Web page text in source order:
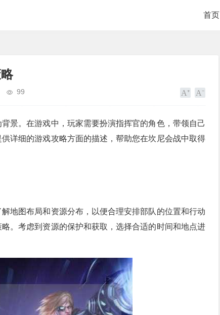
首页
99
景。在游戏中，玩家需要扮演指挥官的角色，带领自己
详细的游戏攻略方面的描述，帮助您在坎尼会战中取得
地图布局和资源分布，以便合理安排部队的位置和行动
。考虑到资源的保护和获取，选择合适的时间和地点进